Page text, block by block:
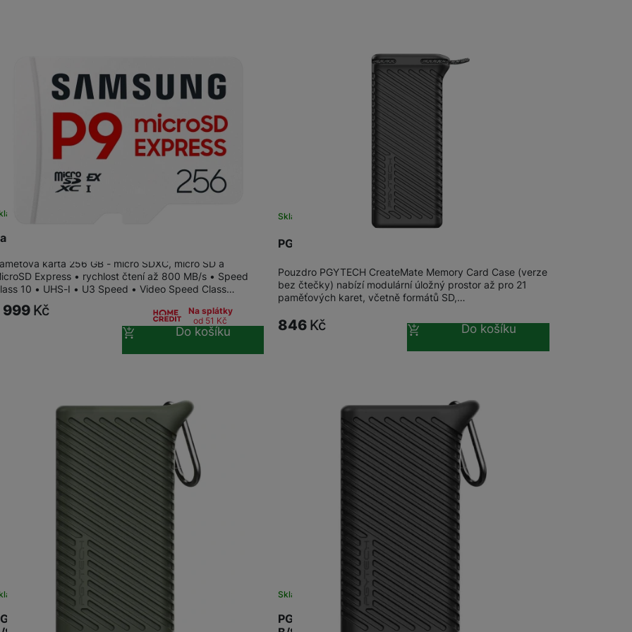
microSD Express 256GB P9 Express
karta 256 GB - micro SDXC, micro SD a
Express • rychlost čtení až 800 MB/s • Speed
10 • UHS-I • U3 Speed • Video Speed Class…
999 Kč
Na splátky
od 51 Kč
Do košíku
PGYTECH CreateMate Memory Card Case
Skladem
Pouzdro PGYTECH CreateMate Memory Card Case (verze
bez čtečky) nabízí modulární úložný prostor až pro 21
paměťových karet, včetně formátů SD,…
846 Kč Do košíku
CFex CM Card Reader Case Type
PGYTECH CFex CM Card Reader Case Type
Skladem